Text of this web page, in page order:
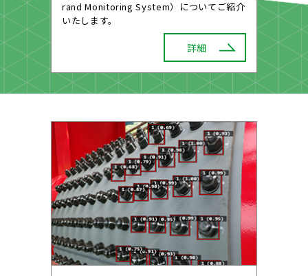
rand Monitoring System）についてご紹介
いたします。
詳細